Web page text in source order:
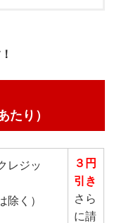
たり）
レジッ
除く）
３ 円
引き
さら
に請